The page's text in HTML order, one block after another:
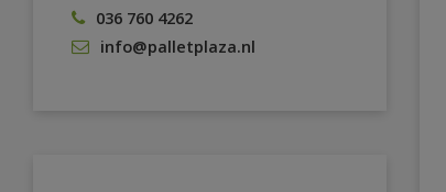
036 760 4262
info@palletplaza.nl